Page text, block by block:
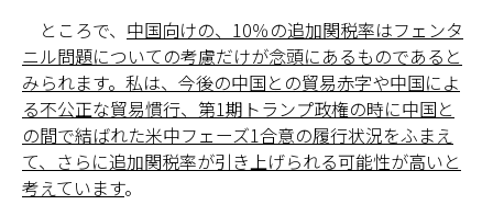
ところで、 中国向けの、10％の追加関税率はフェンタ
ニル問題についての考慮だけが念頭にあるものであると
みられます。私は、今後の中国との貿易赤字や中国によ
る不公正な貿易慣行、第1期トランプ政権の時に中国と
の間で結ばれた米中フェーズ1合意の履行状況をふまえ
て、さらに追加関税率が引き上げられる可能性が高いと
考えています。